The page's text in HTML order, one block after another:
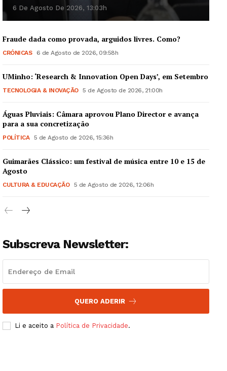
Institucional
Artigos
Edição Digital
6 De Agosto De 2026, 13:03h
Fraude dada como provada, arguidos livres. Como?
CRÓNICAS 6 de Agosto de 2026, 09:58h
UMinho: ‘Research & Innovation Open Days’, em Setembro
TECNOLOGIA & INOVAÇÃO 5 de Agosto de 2026, 21:00h
Águas Pluviais: Câmara aprovou Plano Director e avança
para a sua concretização
POLÍTICA 5 de Agosto de 2026, 15:36h
Guimarães Clássico: um festival de música entre 10 e 15 de
Agosto
CULTURA & EDUCAÇÃO 5 de Agosto de 2026, 12:06h
Subscreva Newsletter:
QUERO ADERIR
Li e aceito a Política de Privacidade.